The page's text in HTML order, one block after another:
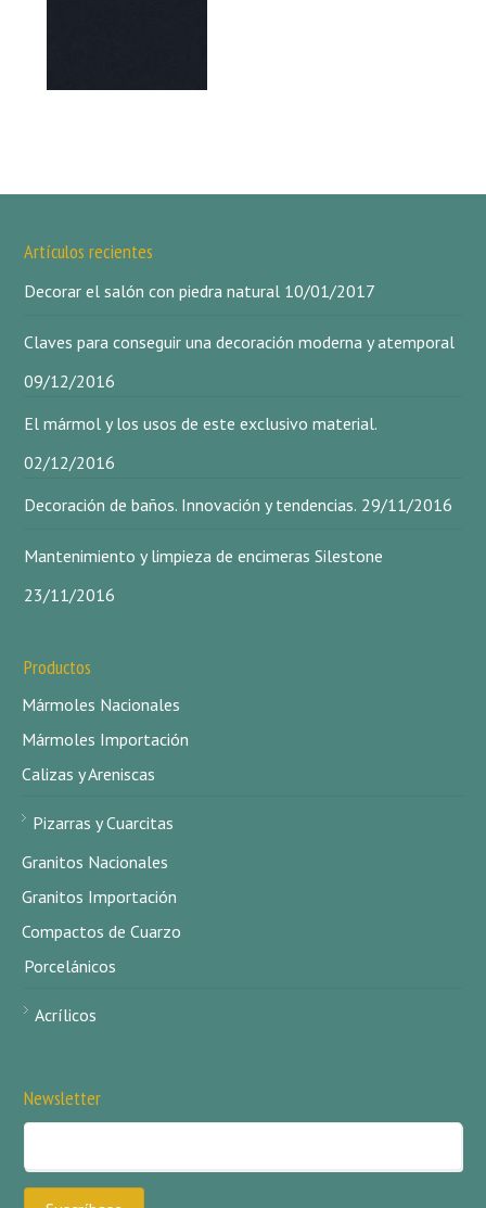
Artículos recientes
Decorar el salón con piedra natural 10/01/2017
Claves para conseguir una decoración moderna y atemporal
09/12/2016
El mármol y los usos de este exclusivo material.
02/12/2016
Decoración de baños. Innovación y tendencias. 29/11/2016
Mantenimiento y limpieza de encimeras Silestone
23/11/2016
Productos
Mármoles Nacionales
Mármoles Importación
Calizas y Areniscas
Pizarras y Cuarcitas
Granitos Nacionales
Granitos Importación
Compactos de Cuarzo
Porcelánicos
Acrílicos
Newsletter